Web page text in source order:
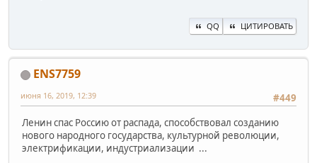
QQ ЦИТИРОВАТЬ
ENS7759
#449
июня 16, 2019, 12:39
Ленин спас Россию от распада, способствовал созданию
нового народного государства, культурной революции,
электрификации, индустриализации ...